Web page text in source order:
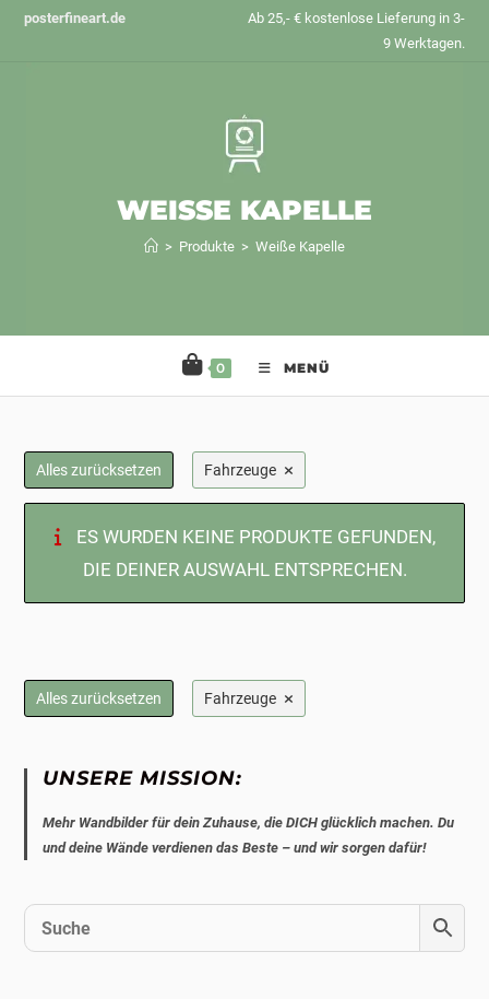
Zumposterfineart.de
Ab 25,- € kostenlose Lieferung in 3-
9 Werktagen.
WEISSE KAPELLE
> Produkte > Weiße Kapelle
0 MENÜ
Alles zurücksetzen Fahrzeuge ×
ES WURDEN KEINE PRODUKTE GEFUNDEN,
DIE DEINER AUSWAHL ENTSPRECHEN.
Alles zurücksetzen Fahrzeuge ×
UNSERE MISSION:
Mehr Wandbilder für dein Zuhause, die DICH glücklich machen. Du
und deine Wände verdienen das Beste – und wir sorgen dafür!